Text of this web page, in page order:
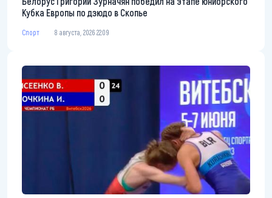
Кубка Европы по дзюдо в Скопье
Спорт 8 августа, 2026 22:09